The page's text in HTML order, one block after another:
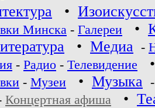
•
Минска - Галереи •
• Медиа -
- Радио - Телевидение
- Музеи • Музыка
Концертная афиша •